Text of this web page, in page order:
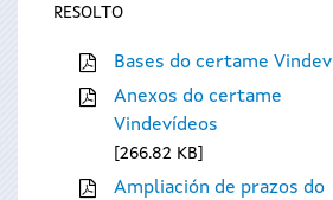
RESOLTO
Bases do certame
Anexos do certame
Vindevídeos
266.82 KB
Ampliación de prazos do